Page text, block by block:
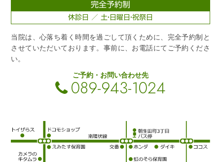
完全予約制
休診日 ／ 土・日曜日・祝祭日
当院は、心落ち着く時間を過ごして頂くために、完全予約制と
させていただいております。事前に、お電話にてご予約くださ
い。
ご予約・お問い合わせ先
089-943-1024